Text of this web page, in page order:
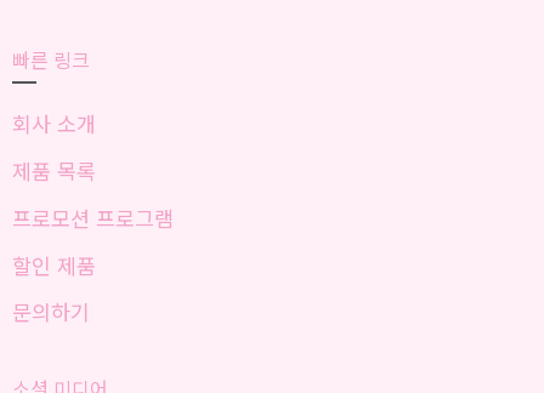
빠른 링크
회사 소개
제품 목록
프로모션 프로그램
할인 제품
문의하기